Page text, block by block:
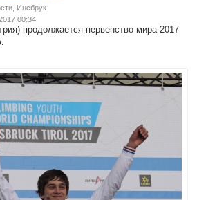
Инсбрук
00:34
продолжается первенство мира-2017